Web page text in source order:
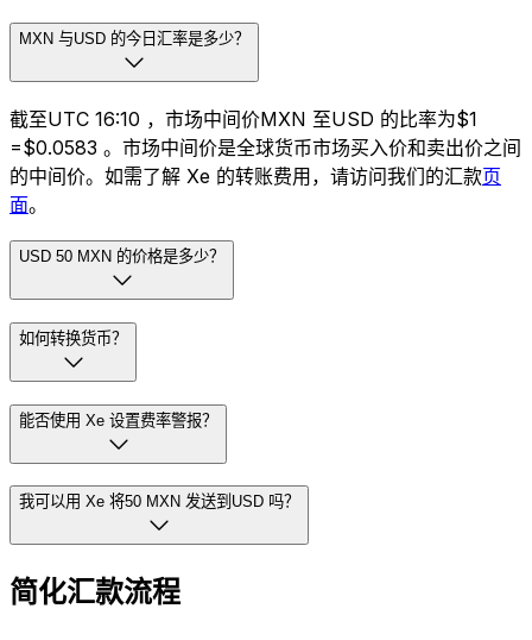
MXN 与USD 的今日汇率是多少？
截至UTC 16:10 ，市场中间价MXN 至USD 的比率为$1
=$0.0583 。市场中间价是全球货币市场买入价和卖出价之间
的中间价。如需了解 Xe 的转账费用，请访问我们的汇款页
面。
USD 50 MXN 的价格是多少？
如何转换货币？
能否使用 Xe 设置费率警报？
我可以用 Xe 将50 MXN 发送到USD 吗？
简化汇款流程